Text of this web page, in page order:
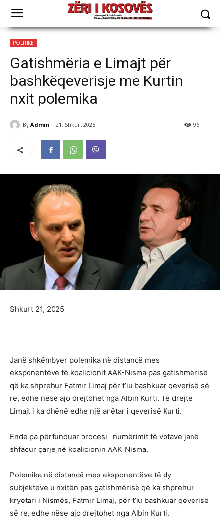
POLITIKË
Gatishmëria e Limajt për
bashkëqeverisje me Kurtin
nxit polemika
By Admin 21. Shkurt 2025 96
Shkurt 21, 2025
Janë shkëmbyer polemika në distancë mes
eksponentëve të koalicionit AAK-Nisma pas gatishmërisë
që ka shprehur Fatmir Limaj për t’iu bashkuar qeverisë së
re, edhe nëse ajo drejtohet nga Albin Kurti. Të drejtë
Limajt i ka dhënë edhe një anëtar i qeverisë Kurti.
Ende pa përfunduar procesi i numërimit të votave janë
shfaqur çarje në koalicionin AAK-Nisma.
Polemika në distancë mes eksponentëve të dy
subjekteve u nxitën pas gatishmërisë që ka shprehur
kryetari i Nismës, Fatmir Limaj, për t’iu bashkuar qeverisë
së re, edhe nëse ajo drejtohet nga Albin Kurti.